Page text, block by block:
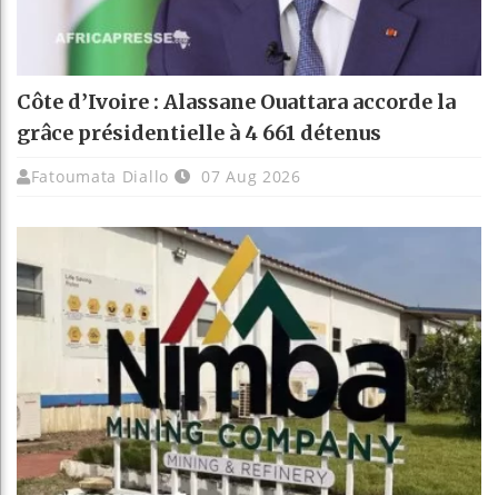
Côte d’Ivoire : Alassane Ouattara accorde la
grâce présidentielle à 4 661 détenus
Fatoumata Diallo 07 Aug 2026